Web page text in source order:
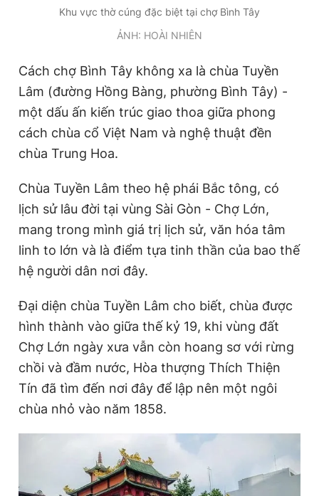
Khu vực thờ cúng đặc biệt tại chợ Bình Tây
ẢNH: HOÀI NHIÊN
Cách chợ Bình Tây không xa là chùa Tuyền
Lâm (đường Hồng Bàng, phường Bình Tây) -
một dấu ấn kiến trúc giao thoa giữa phong
cách chùa cổ Việt Nam và nghệ thuật đền
chùa Trung Hoa.
Chùa Tuyền Lâm theo hệ phái Bắc tông, có
lịch sử lâu đời tại vùng Sài Gòn - Chợ Lớn,
mang trong mình giá trị lịch sử, văn hóa tâm
linh to lớn và là điểm tựa tinh thần của bao thế
hệ người dân nơi đây.
Đại diện chùa Tuyền Lâm cho biết, chùa được
hình thành vào giữa thế kỷ 19, khi vùng đất
Chợ Lớn ngày xưa vẫn còn hoang sơ với rừng
chồi và đầm nước, Hòa thượng Thích Thiện
Tín đã tìm đến nơi đây để lập nên một ngôi
chùa nhỏ vào năm 1858.